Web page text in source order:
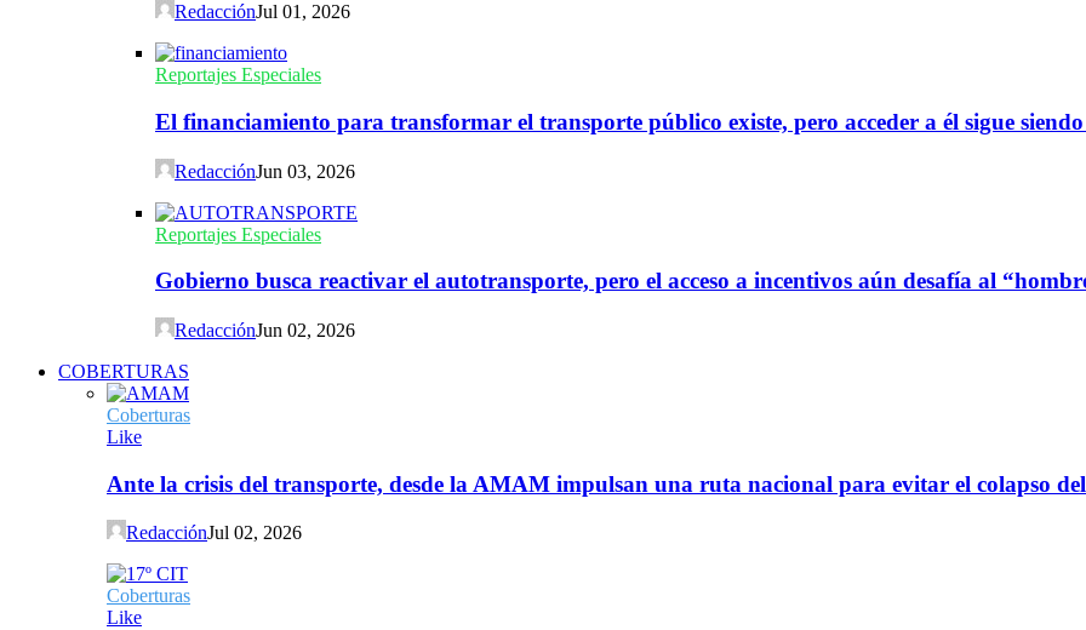
RedacciónJul 01, 2026
Reportajes Especiales
El financiamiento para transformar el transporte público existe, pero acceder a él sigue
RedacciónJun 03, 2026
Reportajes Especiales
Gobierno busca reactivar el autotransporte, pero el acceso a incentivos aún desafía al
RedacciónJun 02, 2026
COBERTURAS
Coberturas
Like
Ante la crisis del transporte, desde la AMAM impulsan una ruta nacional para evitar el colapso del
RedacciónJul 02, 2026
Coberturas
Like